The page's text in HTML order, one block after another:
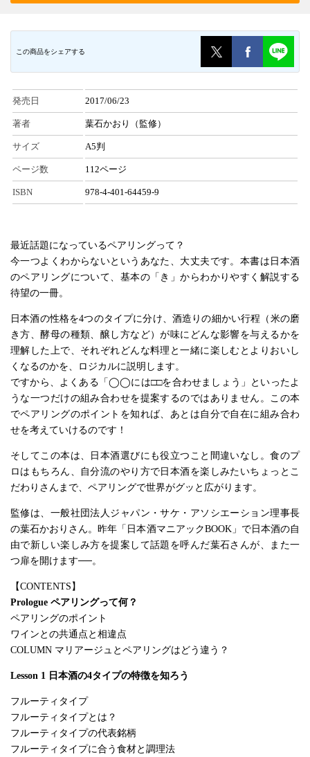
この商品をシェアする
発売日 2017/06/23
著者 葉石かおり（監修）
サイズ A5判
ページ数 112ページ
ISBN 978-4-401-64459-9
最近話題になっているペアリングって？
今一つよくわからないというあなた、大丈夫です。本書は日本酒
のペアリングについて、基本の「き」からわかりやすく解説する
待望の一冊。
日本酒の性格を4つのタイプに分け、酒造りの細かい行程（米の磨
き方、酵母の種類、醸し方など）が味にどんな影響を与えるかを
理解した上で、それぞれどんな料理と一緒に楽しむとよりおいし
くなるのかを、ロジカルに説明します。
ですから、よくある「◯◯には□□を合わせましょう」といったよ
うな一つだけの組み合わせを提案するのではありません。この本
でペアリングのポイントを知れば、あとは自分で自在に組み合わ
せを考えていけるのです！
そしてこの本は、日本酒選びにも役立つこと間違いなし。食のプ
ロはもちろん、自分流のやり方で日本酒を楽しみたいちょっとこ
だわりさんまで、ペアリングで世界がグッと広がります。
監修は、一般社団法人ジャパン・サケ・アソシエーション理事長
の葉石かおりさん。昨年「日本酒マニアックBOOK」で日本酒の自
由で新しい楽しみ方を提案して話題を呼んだ葉石さんが、また一
つ扉を開けます──。
【CONTENTS】
Prologue ペアリングって何？
ペアリングのポイント
ワインとの共通点と相違点
COLUMN マリアージュとペアリングはどう違う？
Lesson 1 日本酒の4タイプの特徴を知ろう
フルーティタイプ
フルーティタイプとは？
フルーティタイプの代表銘柄
フルーティタイプに合う食材と調理法